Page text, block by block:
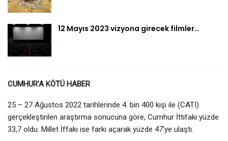
12 Mayıs 2023 vizyona girecek filmler…
CUMHUR’A KÖTÜ HABER
25 – 27 Ağustos 2022 tarihlerinde 4. bin 400 kişi ile (CATI)
gerçekleştirilen araştırma sonucuna göre, Cumhur İttifakı yüzde
33,7 oldu. Millet İffakı ise farkı açarak yüzde 47’ye ulaştı.